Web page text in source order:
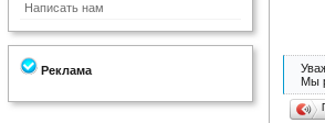
Написать нам
Реклама
Мы